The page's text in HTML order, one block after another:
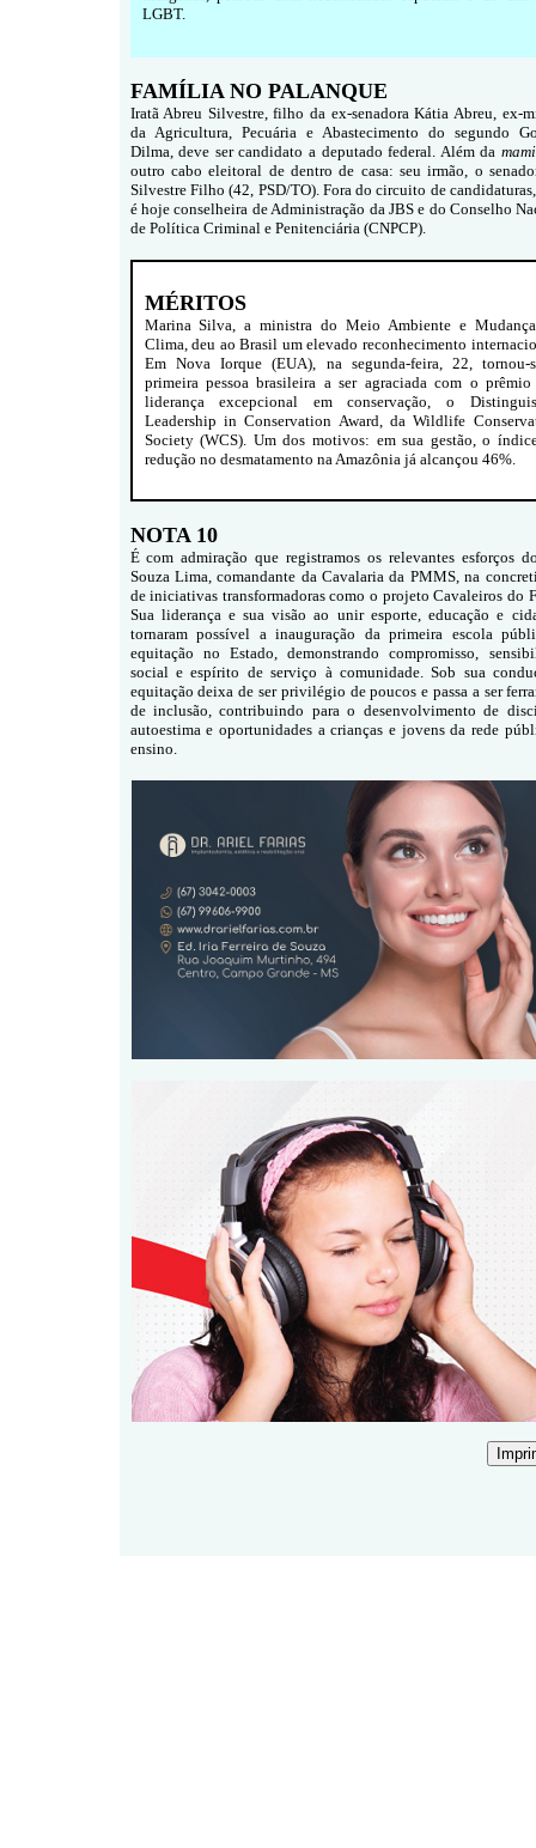
LGBT.
FAMÍLIA NO PALANQUE
Iratã Abreu Silvestre, filho da ex-senadora Kátia Abreu, ex-
da Agricultura, Pecuária e Abastecimento do segundo
Dilma, deve ser candidato a deputado federal. Além da
outro cabo eleitoral de dentro de casa: seu irmão, o
Silvestre Filho (42, PSD/TO). Fora do circuito de
é hoje conselheira de Administração da JBS e do Conselho
de Política Criminal e Penitenciária (CNPCP).
MÉRITOS
Marina Silva, a ministra do Meio Ambiente e
Clima, deu ao Brasil um elevado reconhecimento
Em Nova Iorque (EUA), na segunda-feira, 22, tornou-
primeira pessoa brasileira a ser agraciada com o
liderança excepcional em conservação, o
Leadership in Conservation Award, da Wildlife
Society (WCS). Um dos motivos: em sua gestão, o
redução no desmatamento na Amazônia já alcançou 46%.
NOTA 10
É com admiração que registramos os relevantes esforços
Souza Lima, comandante da Cavalaria da PMMS, na
de iniciativas transformadoras como o projeto Cavaleiros do
Sua liderança e sua visão ao unir esporte, educação e
tornaram possível a inauguração da primeira escola
equitação no Estado, demonstrando compromisso,
social e espírito de serviço à comunidade. Sob sua
equitação deixa de ser privilégio de poucos e passa a ser
de inclusão, contribuindo para o desenvolvimento de
autoestima e oportunidades a crianças e jovens da rede
ensino.